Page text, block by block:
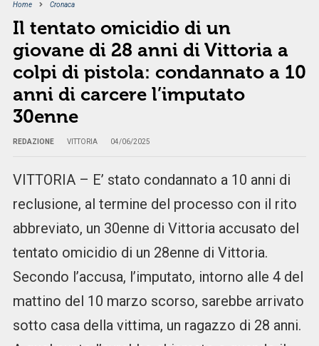
Home Cronaca
Il tentato omicidio di un
giovane di 28 anni di Vittoria a
colpi di pistola: condannato a 10
anni di carcere l’imputato
30enne
REDAZIONE VITTORIA 04/06/2025
VITTORIA – E’ stato condannato a 10 anni di
reclusione, al termine del processo con il rito
abbreviato, un 30enne di Vittoria accusato del
tentato omicidio di un 28enne di Vittoria.
Secondo l’accusa, l’imputato, intorno alle 4 del
mattino del 10 marzo scorso, sarebbe arrivato
sotto casa della vittima, un ragazzo di 28 anni.